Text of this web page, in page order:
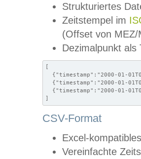
Strukturiertes
Zeitstempel im
(Offset von MEZ/
Dezimalpunkt als
[
{"timestamp":"2000-01-
{"timestamp":"2000-01-
{"timestamp":"2000-01-
]
CSV-Format
Excel-
Vereinfachte